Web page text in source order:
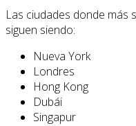
Las ciudades donde más
siguen siendo:
Nueva York
Londres
Hong Kong
Dubái
Singapur